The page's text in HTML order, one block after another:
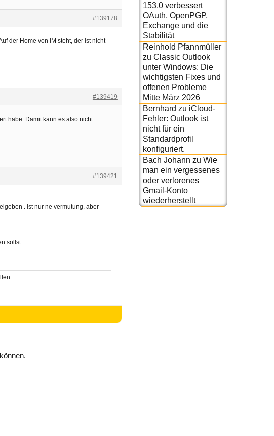
#139178
der Home von IM steht, der ist nicht
#139419
habe. Damit kann es also nicht
#139421
. ist nur ne vermutung. aber
sollst.
153.0 verbessert
OAuth, OpenPGP,
Exchange und die
Stabilität
Reinhold Pfannmüller
zu Classic Outlook
unter Windows: Die
wichtigsten Fixes und
offenen Probleme
Mitte März 2026
Bernhard zu iCloud-
Fehler: Outlook ist
nicht für ein
Standardprofil
konfiguriert.
Bach Johann zu Wie
man ein vergessenes
oder verlorenes
Gmail-Konto
wiederherstellt